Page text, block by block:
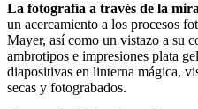
La fotografía a través de la
un acercamiento a los procesos
Mayer, así como un vistazo a su
ambrotipos e impresiones plata
diapositivas en linterna mágica,
secas y fotograbados.